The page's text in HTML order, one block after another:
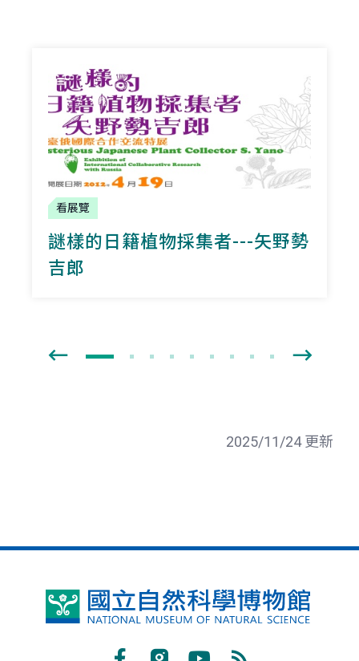
看展覽
謎樣的日籍植物採集者---矢野勢
吉郎
2025/11/24 更新
國